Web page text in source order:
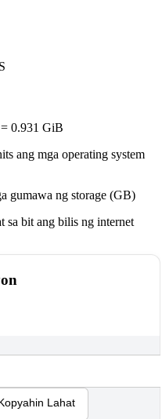
0.931 GiB
ang mga operating system
gumawa ng storage (GB)
sa bit ang bilis ng internet
Lahat